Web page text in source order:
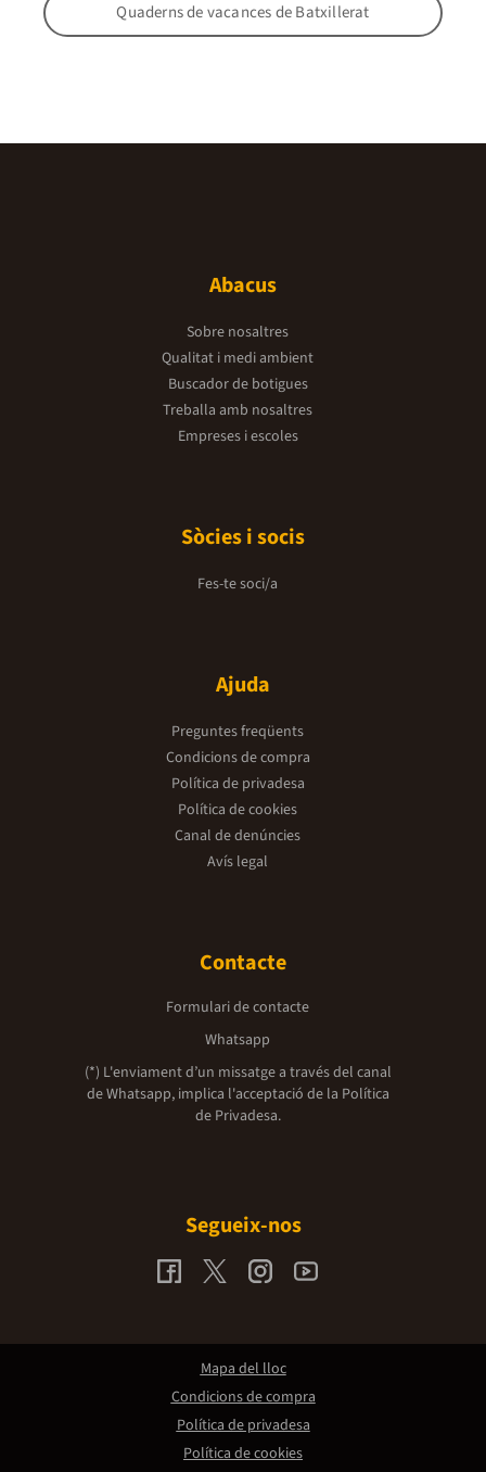
Quaderns de vacances de Batxillerat
Abacus
Sobre nosaltres
Qualitat i medi ambient
Buscador de botigues
Treballa amb nosaltres
Empreses i escoles
Sòcies i socis
Fes-te soci/a
Ajuda
Preguntes freqüents
Condicions de compra
Política de privadesa
Política de cookies
Canal de denúncies
Avís legal
Contacte
Formulari de contacte
Whatsapp
(*) L'enviament d’un missatge a través del canal
de Whatsapp, implica l'acceptació de la Política
de Privadesa.
Segueix-nos
Mapa del lloc
Condicions de compra
Política de privadesa
Política de cookies